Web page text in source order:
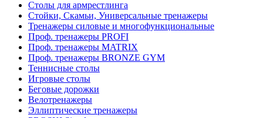
Столы для армрестлинга
Стойки, Скамьи, Универсальные тренажеры
Тренажеры силовые и многофункциональные
Проф. тренажеры PROFI
Проф. тренажеры MATRIX
Проф. тренажеры BRONZE GYM
Теннисные столы
Игровые столы
Беговые дорожки
Велотренажеры
Эллиптические тренажеры